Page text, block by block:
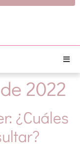
2022
¿Cuáles